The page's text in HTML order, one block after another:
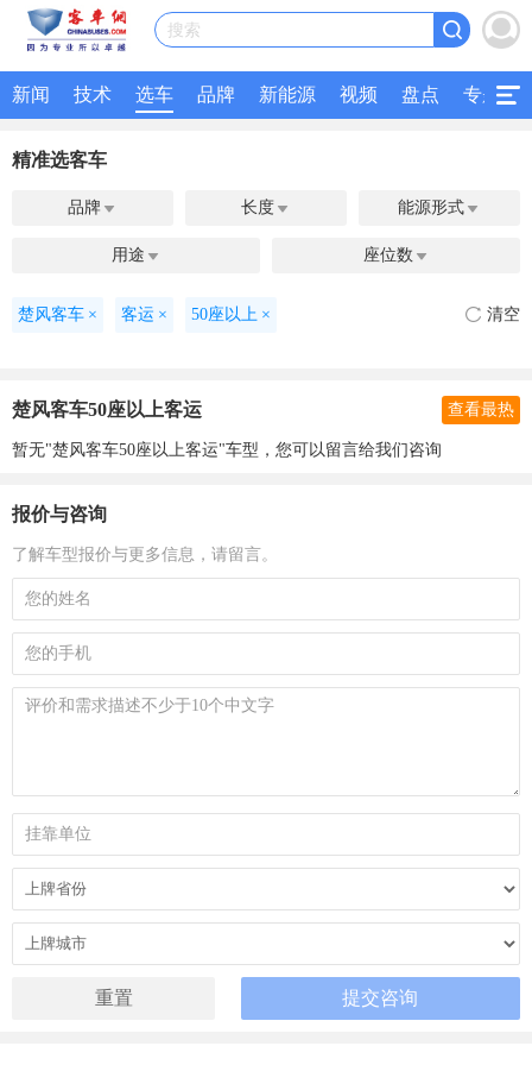
搜索
新闻 技术 选车 品牌 新能源 视频 盘点 专题
精准选客车
品牌  长度  能源形式 
用途  座位数 
楚风客车 × 客运 × 50座以上 × 清空
楚风客车50座以上客运 查看最热
暂无"楚风客车50座以上客运"车型，您可以留言给我们咨询
报价与咨询
了解车型报价与更多信息，请留言。